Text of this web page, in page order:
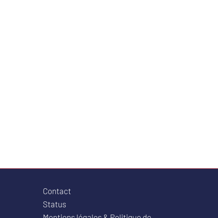
Contact
Status